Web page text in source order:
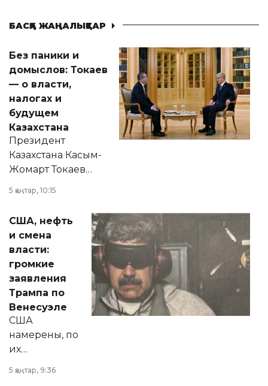
БАСҚА ЖАҢАЛЫҚТАР
Без паники и
домыслов: Токаев
— о власти,
налогах и
будущем
Казахстана
Президент
Казахстана Касым-
Жомарт Токаев
сразу несколько
актуальных тем —
от слухов о
политических
реформах до
вопросов армии,
экономики и
личного здоровья.
5 қаңтар, 10:15
США, нефть
и смена
власти:
громкие
заявления
Трампа по
Венесуэле
США
намерены, по
их
принести
5 қаңтар, 9:36